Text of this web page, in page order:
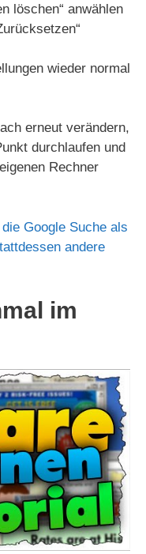
löschen“ anwählen
wieder normal
erneut verändern,
durchlaufen und
Rechner
die Google Suche als
andere
im